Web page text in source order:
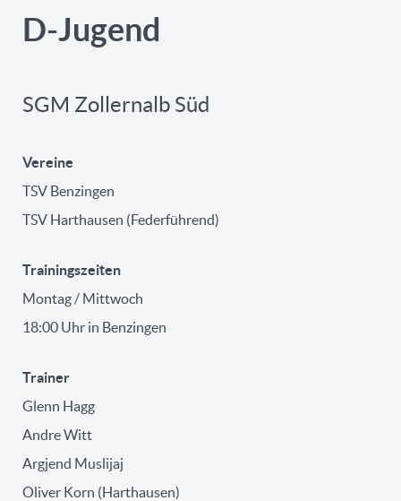
D-Jugend
SGM Zollernalb Süd
Vereine
TSV Benzingen
TSV Harthausen (Federführend)
Trainingszeiten
Montag / Mittwoch
18:00 Uhr in Benzingen
Trainer
Glenn Hagg
Andre Witt
Argjend Muslijaj
Oliver Korn (Harthausen)